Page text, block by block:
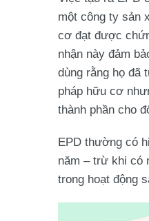
một công ty sản
cơ đạt được
nhận này đảm
dùng rằng họ đã
pháp hữu cơ
thành phần cho
EPD thường có
năm – trừ khi có
trong hoạt động